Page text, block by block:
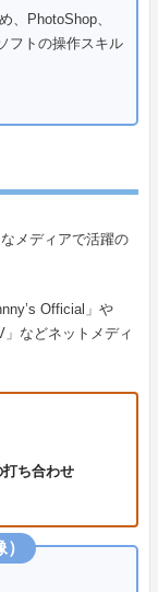
、PhotoShop、
フトの操作スキル
メディアで活躍の
Official」や
」などネットメディ
ち合わせ